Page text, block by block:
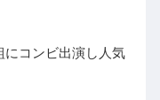
にコンビ出演し人気